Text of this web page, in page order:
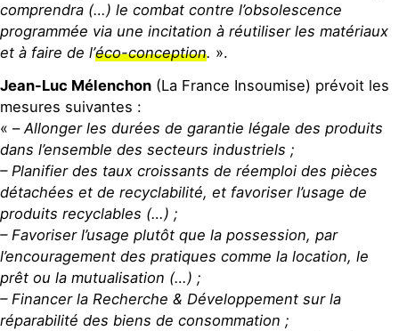
comprendra (…) le combat contre l’obsolescence
programmée via une incitation à réutiliser les matériaux
et à faire de l’éco-conception. ».
Jean-Luc Mélenchon (La France Insoumise) prévoit les
mesures suivantes :
« –Allonger les durées de garantie légale des produits
dans l’ensemble des secteurs industriels ;
– Planifier des taux croissants de réemploi des pièces
détachées et de recyclabilité, et favoriser l’usage de
produits recyclables (…) ;
– Favoriser l’usage plutôt que la possession, par
l’encouragement des pratiques comme la location, le
prêt ou la mutualisation (…) ;
– Financer la Recherche & Développement sur la
réparabilité des biens de consommation ;